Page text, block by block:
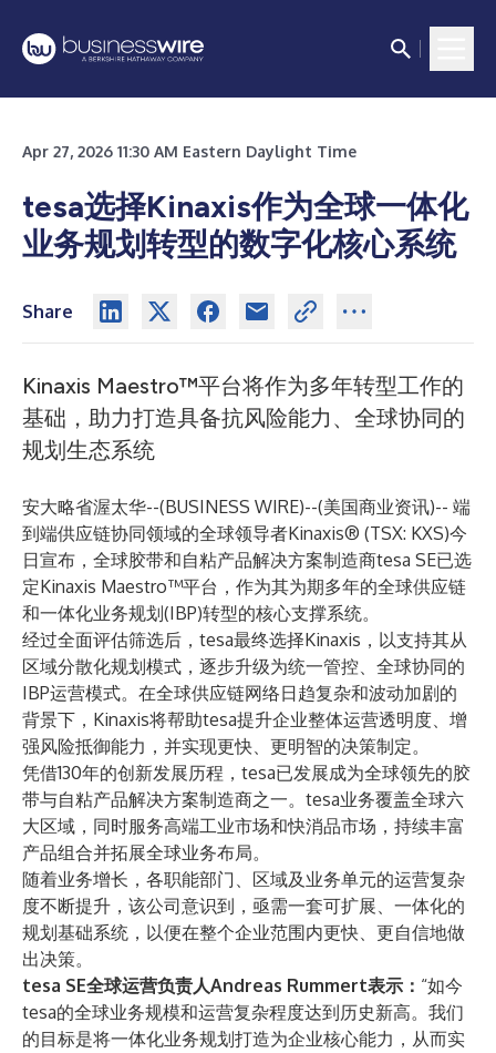
Apr 27, 2026 11:30 AM Eastern Daylight Time
tesa选择Kinaxis作为全球一体化
业务规划转型的数字化核心系统
Share
Kinaxis Maestro™平台将作为多年转型工作的
基础，助力打造具备抗风险能力、全球协同的
规划生态系统
安大略省渥太华--(BUSINESS WIRE)--(美国商业资讯)-- 端
到端供应链协同领域的全球领导者Kinaxis® (TSX: KXS)今
日宣布，全球胶带和自粘产品解决方案制造商tesa SE已选
定Kinaxis Maestro™平台，作为其为期多年的全球供应链
和一体化业务规划(IBP)转型的核心支撑系统。
经过全面评估筛选后，tesa最终选择Kinaxis，以支持其从
区域分散化规划模式，逐步升级为统一管控、全球协同的
IBP运营模式。在全球供应链网络日趋复杂和波动加剧的
背景下，Kinaxis将帮助tesa提升企业整体运营透明度、增
强风险抵御能力，并实现更快、更明智的决策制定。
凭借130年的创新发展历程，tesa已发展成为全球领先的胶
带与自粘产品解决方案制造商之一。tesa业务覆盖全球六
大区域，同时服务高端工业市场和快消品市场，持续丰富
产品组合并拓展全球业务布局。
随着业务增长，各职能部门、区域及业务单元的运营复杂
度不断提升，该公司意识到，亟需一套可扩展、一体化的
规划基础系统，以便在整个企业范围内更快、更自信地做
出决策。
tesa SE全球运营负责人Andreas Rummert表示： “如今
tesa的全球业务规模和运营复杂程度达到历史新高。我们
的目标是将一体化业务规划打造为企业核心能力，从而实